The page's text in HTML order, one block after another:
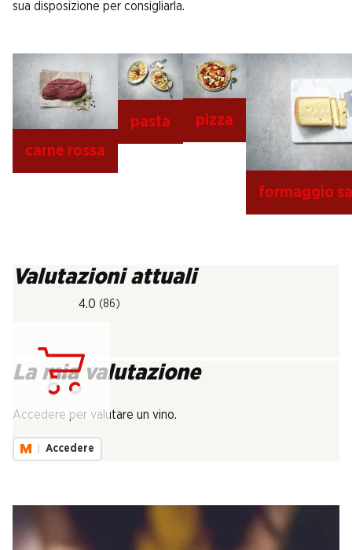
sua disposizione per consigliarla.
carne rossa
pasta pizza
formaggio
Valutazioni attuali
4.0 (86)
La mia valutazione
Accedere per valutare un vino.
Accedere